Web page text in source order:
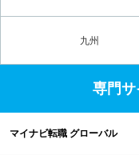
九州
専門
マイナビ転職 グローバル